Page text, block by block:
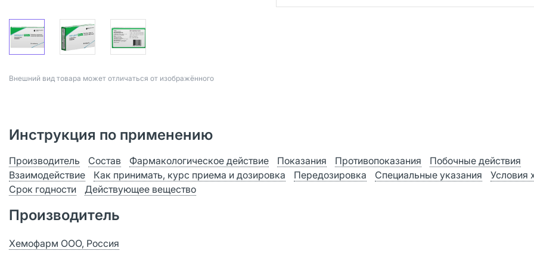
Bнешний вид товара может отличаться от изображённого
Инструкция по применению
Производитель Состав Фармакологическое действие Показания Противопоказания
Побочные действия
Взаимодействие
Как принимать, курс приема и дозировка Передозировка Специальные указания
Условия
Срок годности
Действующее вещество
Производитель
Хемофарм ООО, Россия